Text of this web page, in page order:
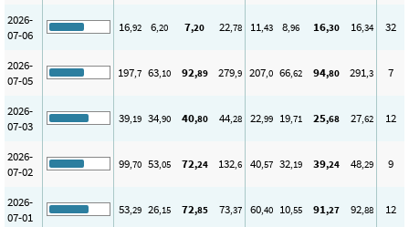
2026-
07-06
16,92 6,20 7,20 22,78 11,43 8,96 16,30 16,34 32
2026-
07-05
197,7 63,10 92,89 279,9 207,0 66,62 94,80 291,3 7
2026-
07-03
39,19 34,90 40,80 44,28 22,99 19,71 25,68 27,62 12
2026-
07-02
99,70 53,05 72,24 132,6 40,57 32,19 39,24 48,29 9
2026-
07-01
53,29 26,15 72,85 73,37 60,40 10,55 91,27 92,88 12